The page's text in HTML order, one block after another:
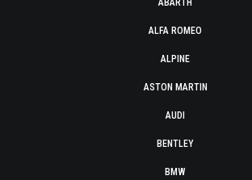
ABARTH
ALFA ROMEO
ALPINE
ASTON MARTIN
AUDI
BENTLEY
BMW